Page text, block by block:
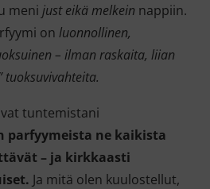
meni just eikä melkein nappiin.
on luonnollinen,
– ilman raskaita, liian
tuoksuvivahteita.
tuntemistani
parfyymeista ne kaikista
– ja kirkkaasti
Ja mitä olen kuulostellut,